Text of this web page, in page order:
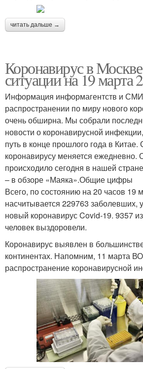
читать дальше →
Коронавирус в
ситуации на 19 марта
Информация информагентств и
распространении по миру нового
очень обширна. Мы собрали
новости о коронавирусной
путь в конце прошлого года в Китае.
коронавирусу меняется ежедневно.
происходило сегодня в нашей
– в обзоре «Маяка».Общие цифры
Всего, по состоянию на 20 часов 19
насчитывается 229763 заболевших,
новый коронавирус Covid-19. 9357
человек выздоровели.
Коронавирус выявлен в
континентах. Напомним, 11 марта
распространение коронавирусной